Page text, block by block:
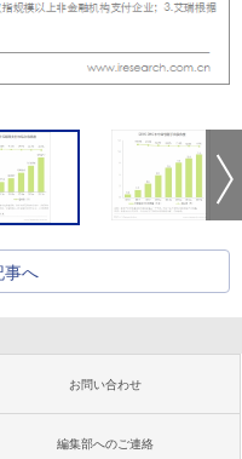
事へ
お問い合わせ
編集部へのご連絡